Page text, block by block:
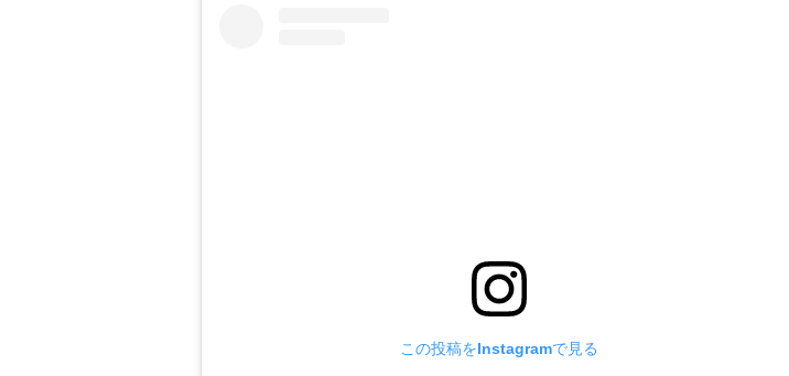
この投稿をInstagramで見る